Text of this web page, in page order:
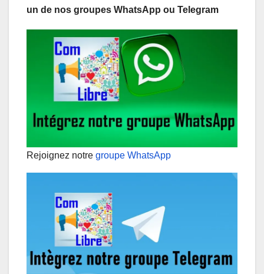
un de nos groupes WhatsApp ou Telegram
Rejoignez notre groupe WhatsApp